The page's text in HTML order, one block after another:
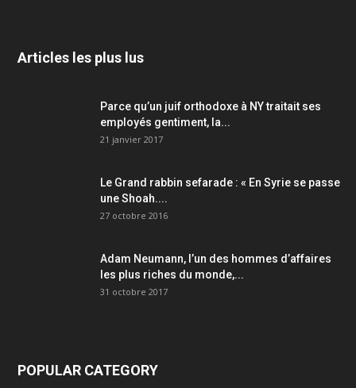
Articles les plus lus
Parce qu’un juif orthodoxe à NY traitait ses
employés gentiment, la...
21 janvier 2017
Le Grand rabbin sefarade : « En Syrie se passe
une Shoah....
27 octobre 2016
Adam Neumann, l’un des hommes d’affaires
les plus riches du monde,...
31 octobre 2017
POPULAR CATEGORY